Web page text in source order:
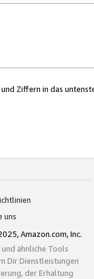
Ziffern in das
uns
Amazon.com, Inc.
ähnliche Tools
Dir Dienstleistungen
der Erhaltung